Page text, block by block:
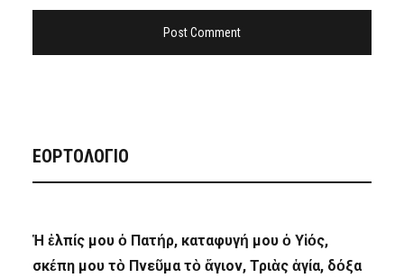
ΕΟΡΤΟΛΟΓΙΟ
Ἡ ἐλπίς μου ὁ Πατήρ, καταφυγή μου ὁ Υἱός,
σκέπη μου τὸ Πνεῦμα τὸ ἅγιον, Τριὰς ἁγία, δόξα